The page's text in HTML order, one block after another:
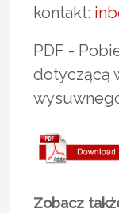
kontakt:
PDF -
dotyczącą
Zobacz